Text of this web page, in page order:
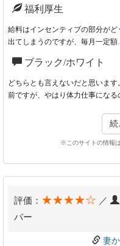
福利厚生
給料はインセンティブの部分が
出てしまうのですが、毎月一定額…
ブラック/ホワイト
どちらとも言えないだと思いま
前ですが、やはり体力仕事になる
続
※このサイトの情報
評価： ★★★★☆ ／
バー
妻